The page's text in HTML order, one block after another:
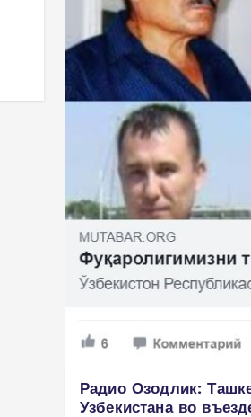
Радио Озодлик:
Узбекистана во